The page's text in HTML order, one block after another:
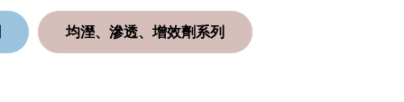
均溼、滲透、增效劑系列